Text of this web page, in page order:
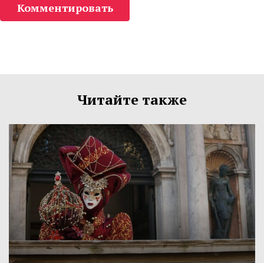
Комментировать
Читайте также